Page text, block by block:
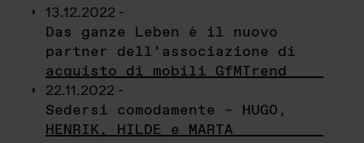
13.12.2022 -
Das ganze Leben è il nuovo
partner dell’associazione di
acquisto di mobili GfMTrend
22.11.2022 -
Sedersi comodamente – HUGO,
HENRIK, HILDE e MARTA